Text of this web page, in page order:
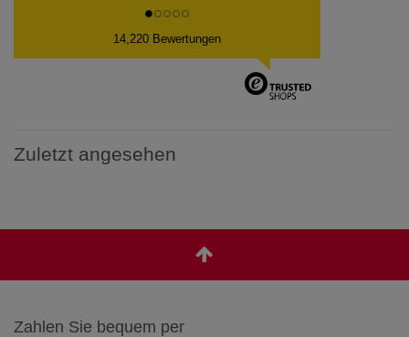
14,220 Bewertungen
Zuletzt angesehen
Zahlen Sie bequem per